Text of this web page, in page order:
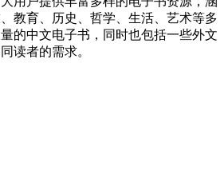
教育、历史、哲学、生活、艺术等多
的中文电子书，同时也包括一些外文
读者的需求。